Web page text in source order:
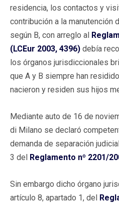
residencia, los contactos y
contribución a la manutención
según B, con arreglo al
(LCEur 2003, 4396) debía
los órganos jurisdiccionales
que A y B siempre han
nacieron y residen sus hijos
Mediante auto de 16 de
di Milano se declaró
demanda de separación
3 del Reglamento nº 2201/
Sin embargo dicho órgano
artículo 8, apartado 1, del